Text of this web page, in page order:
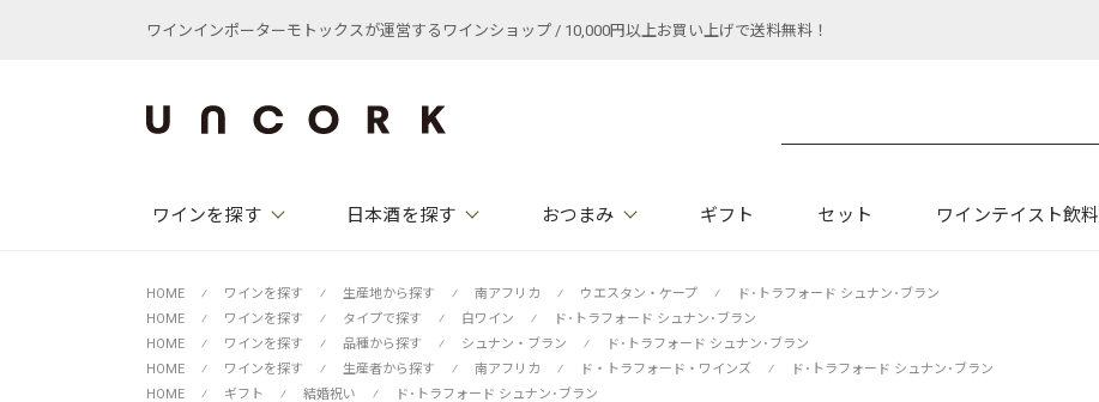
ワインインポーターモトックスが運営するワインショップ / 10,000円以上お買い上げで送料無料！
ワインを探す 日本酒を探す おつまみ ギフト セット ワインテイスト飲料
HOME ⁄ ワインを探す ⁄ 生産地から探す ⁄ 南アフリカ ⁄ ウエスタン・ケープ ⁄
ド･トラフォード シュナン･ブラン
HOME
⁄ ワインを探す ⁄ タイプで探す ⁄ 白ワイン ⁄
ド･トラフォード シュナン･ブラン
HOME
⁄ ワインを探す ⁄ 品種から探す ⁄ シュナン・ブラン ⁄
ド･トラフォード シュナン･ブラン
HOME
⁄ ワインを探す ⁄ 生産者から探す ⁄ 南アフリカ ⁄ ド・トラフォード・ワインズ ⁄
ド･トラフォード シュナン･ブラン
HOME
⁄ ギフト ⁄ 結婚祝い ⁄
ド･トラフォード シュナン･ブラン